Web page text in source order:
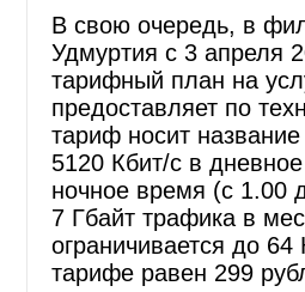
В свою очередь, в
Удмуртия с 3 апреля
тарифный план на
предоставляет по
тариф носит
5120 Кбит/с в
ночное время (с 1.00
7 Гбайт трафика в
ограничивается до
тарифе равен 299